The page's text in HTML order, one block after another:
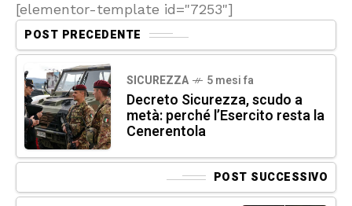
[elementor-template id="7253"]
POST PRECEDENTE
SICUREZZA 5 mesi fa
Decreto Sicurezza, scudo a
metà: perché l’Esercito resta la
Cenerentola
POST SUCCESSIVO